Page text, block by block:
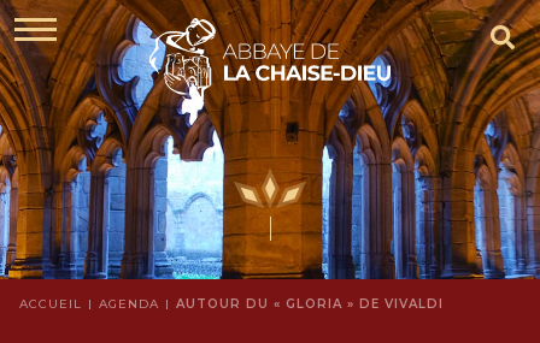
ACCUEIL AGENDA AUTOUR DU « GLORIA » DE VIVALDI